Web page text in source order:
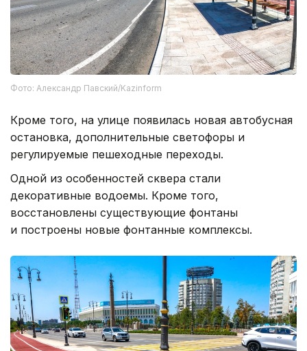
Фото: Александр Павский/Kazinform
Кроме того, на улице появилась новая автобусная
остановка, дополнительные светофоры и
регулируемые пешеходные переходы.
Одной из особенностей сквера стали
декоративные водоемы. Кроме того,
восстановлены существующие фонтаны
и построены новые фонтанные комплексы.